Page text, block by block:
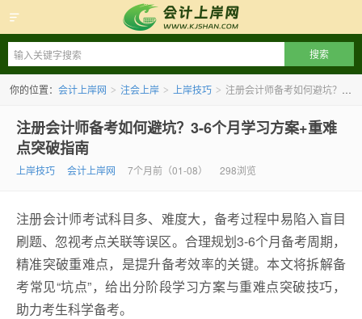
会计上岸网
你的位置： 会计上岸网 > 注会上岸 > 上岸技巧 > 注册会计师备考如何避坑？3-6个月学习方案+重难点突破指南
注册会计师备考如何避坑？3-6个月学习方案+重难
点突破指南
上岸技巧 会计上岸网 7个月前（01-08） 298浏览
注册会计师考试科目多、难度大，备考过程中易陷入盲目
刷题、忽视考点关联等误区。合理规划3-6个月备考周期，
精准突破重难点，是提升备考效率的关键。本文将拆解备
考常见“坑点”，给出分阶段学习方案与重难点突破技巧，
助力考生科学备考。